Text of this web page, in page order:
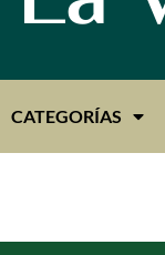
CATEGORÍAS